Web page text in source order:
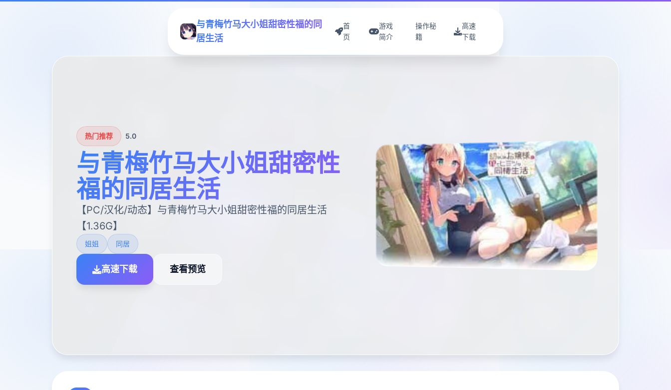
与青梅竹马大小姐甜密性福的同
居生活
首
页
游戏
简介
操作秘
籍
高速
下载
热门推荐 5.0
与青梅竹马大小姐甜密性
福的同居生活
【PC/汉化/动态】与青梅竹马大小姐甜密性福的同居生活
【1.36G】
姐姐 同居
高速下载 查看预览